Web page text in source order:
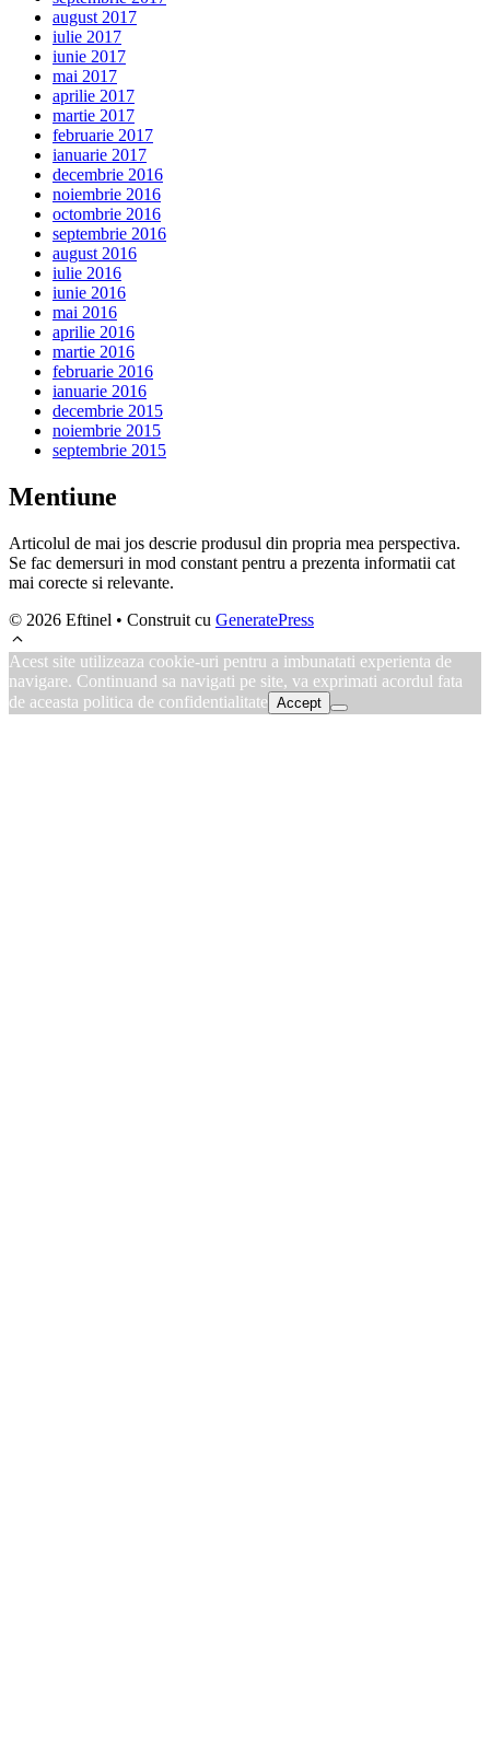
august 2017
iulie 2017
iunie 2017
mai 2017
aprilie 2017
martie 2017
februarie 2017
ianuarie 2017
decembrie 2016
noiembrie 2016
octombrie 2016
septembrie 2016
august 2016
iulie 2016
iunie 2016
mai 2016
aprilie 2016
martie 2016
februarie 2016
ianuarie 2016
decembrie 2015
noiembrie 2015
septembrie 2015
Mentiune
Articolul de mai jos descrie produsul din propria mea perspectiva.
Se fac demersuri in mod constant pentru a prezenta informatii cat
mai corecte si relevante.
© 2026 Eftinel • Construit cu GeneratePress
Acest site utilizeaza cookie-uri pentru a imbunatati experienta de
navigare. Continuand sa navigati pe site, va exprimati acordul fata
de aceasta politica de confidentialitate Accept